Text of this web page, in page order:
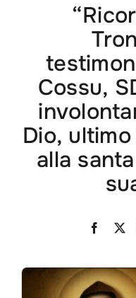
Cossu,
Dio,
alla